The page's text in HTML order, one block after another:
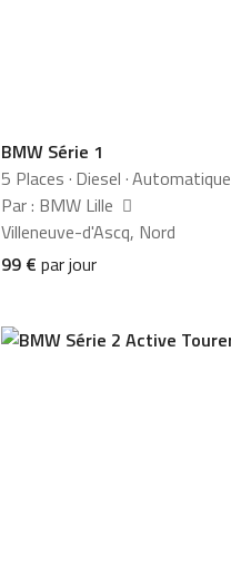
BMW Série 1
5 Places · Diesel ·Automatique
Par : BMW Lille
Villeneuve-d'Ascq, Nord
99 € par jour